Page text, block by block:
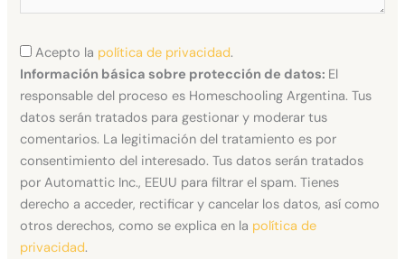
Acepto la política de privacidad.
Información básica sobre protección de datos: El
responsable del proceso es Homeschooling Argentina. Tus
datos serán tratados para gestionar y moderar tus
comentarios. La legitimación del tratamiento es por
consentimiento del interesado. Tus datos serán tratados
por Automattic Inc., EEUU para filtrar el spam. Tienes
derecho a acceder, rectificar y cancelar los datos, así como
otros derechos, como se explica en la política de
privacidad.